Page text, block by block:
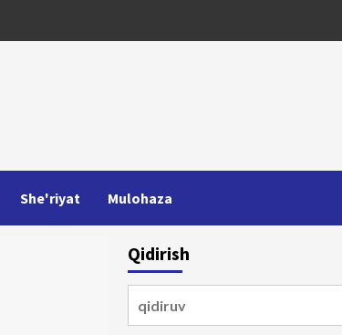
She'riyat Mulohaza
Qidirish